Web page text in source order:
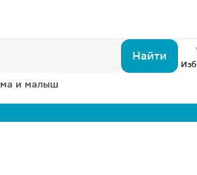
Найти
и малыш